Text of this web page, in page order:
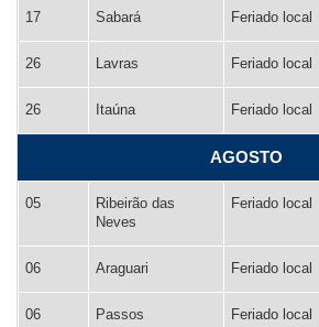
17 Sabará Feriado local
26 Lavras Feriado local
26 Itaúna Feriado local
AGOSTO
05
Ribeirão das
Neves
Feriado local
06 Araguari Feriado local
06 Passos Feriado local